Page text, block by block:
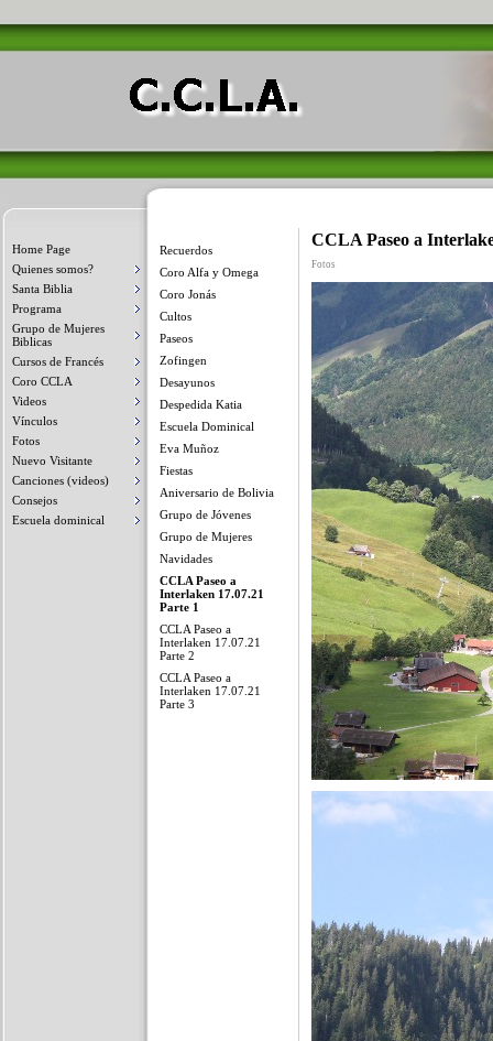
Home Page
Quienes somos?
Santa Biblia
Programa
Grupo de Mujeres
Biblicas
Cursos de Francés
Coro CCLA
Videos
Vínculos
Fotos
Nuevo Visitante
Canciones (videos)
Consejos
Escuela dominical
CCLA Paseo a
Fotos
Recuerdos
Coro Alfa y Omega
Coro Jonás
Cultos
Paseos
Zofingen
Desayunos
Despedida Katia
Escuela Dominical
Eva Muñoz
Fiestas
Aniversario de Bolivia
Grupo de Jóvenes
Grupo de Mujeres
Navidades
CCLA Paseo a
Interlaken 17.07.21
Parte 1
CCLA Paseo a
Interlaken 17.07.21
Parte 2
CCLA Paseo a
Interlaken 17.07.21
Parte 3